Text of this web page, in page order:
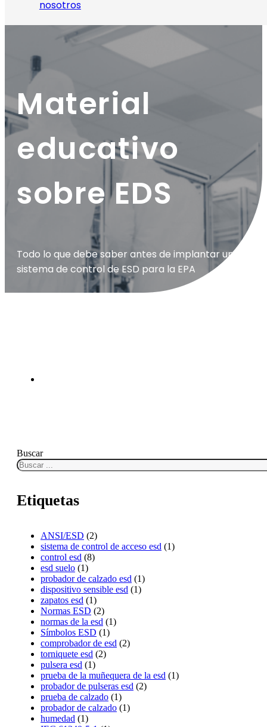
nosotros
Material
educativo
sobre EDS
Todo lo que debe saber antes de implantar un
sistema de control de ESD para la EPA
Buscar
Etiquetas
ANSI/ESD (2)
sistema de control de acceso esd (1)
control esd (8)
esd suelo (1)
probador de calzado esd (1)
dispositivo sensible esd (1)
zapatos esd (1)
Normas ESD (2)
normas de la esd (1)
Símbolos ESD (1)
comprobador de esd (2)
torniquete esd (2)
pulsera esd (1)
prueba de la muñequera de la esd (1)
probador de pulseras esd (2)
prueba de calzado (1)
probador de calzado (1)
humedad (1)